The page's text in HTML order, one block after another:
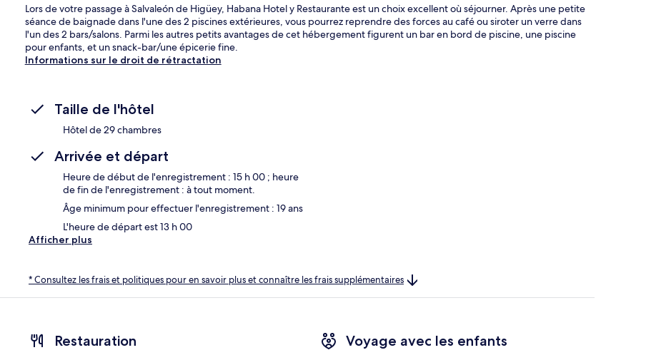
Lors de votre passage à Salvaleón de Higüey, Habana Hotel y Restaurante est un choix excellent où séjourner. Après une petite
séance de baignade dans l'une des 2 piscines extérieures, vous pourrez reprendre des forces au café ou siroter un verre dans
l'un des 2 bars/salons. Parmi les autres petits avantages de cet hébergement figurent un bar en bord de piscine, une piscine
pour enfants, et un snack-bar/une épicerie fine.
Informations sur le droit de rétractation
Taille de l'hôtel
Hôtel de 29 chambres
Arrivée et départ
Heure de début de l'enregistrement : 15 h 00 ; heure
de fin de l'enregistrement : à tout moment.
Âge minimum pour effectuer l'enregistrement : 19 ans
L'heure de départ est 13 h 00
Afficher plus
* Consultez les frais et politiques pour en savoir plus et connaître les frais supplémentaires
Restauration Voyage avec les enfants